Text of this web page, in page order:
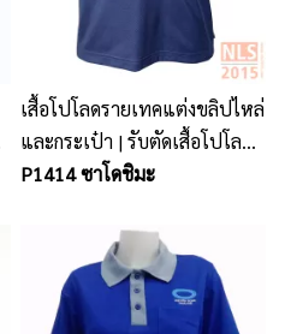
เสื้อโปโลดรายเทคแต่งขลิปไหล่
และกระเป๋า | รับตัดเสื้อโปโล
พนักงานเนื้อผ้าคุณภาพ
P1414 ซาโดชิมะ